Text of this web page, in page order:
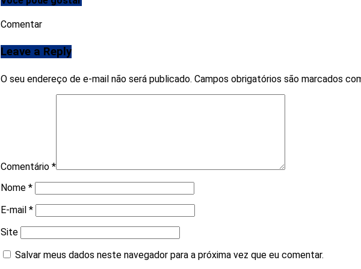
Comentar
Leave a Reply
O seu endereço de e-mail não será publicado. Campos obrigatórios são marcados
Comentário *
Nome *
E-mail *
Site
Salvar meus dados neste navegador para a próxima vez que eu comentar.